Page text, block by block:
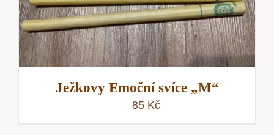
Ježkovy Emoční svíce „M“
85 Kč